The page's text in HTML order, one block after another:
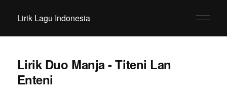
Lirik Lagu Indonesia
Lirik Duo Manja - Titeni Lan
Enteni